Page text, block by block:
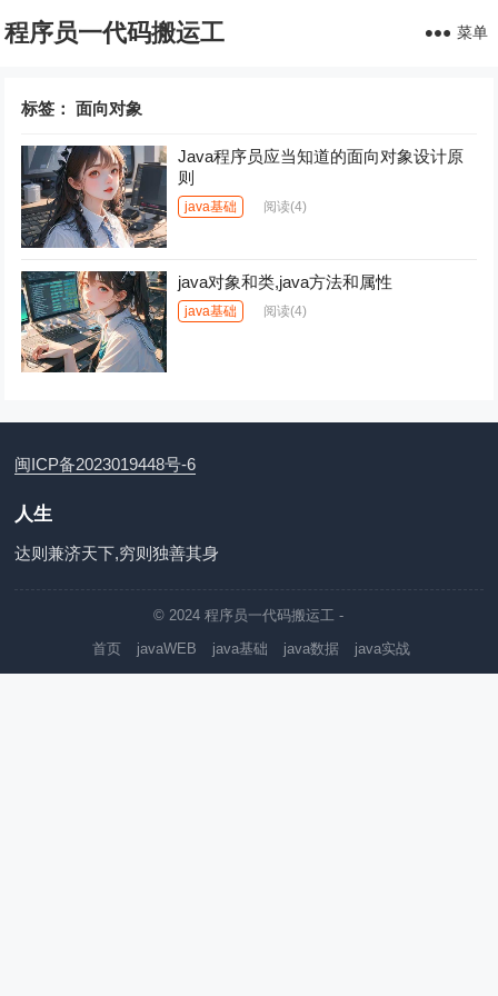
程序员一代码搬运工 菜单
标签：面向对象
Java程序员应当知道的面向对象设计原
则
java基础 阅读(4)
java对象和类,java方法和属性
java基础 阅读(4)
闽ICP备2023019448号-6
人生
达则兼济天下,穷则独善其身
© 2024程序员一代码搬运工 -
首页
javaWEB java基础 java数据 java实战